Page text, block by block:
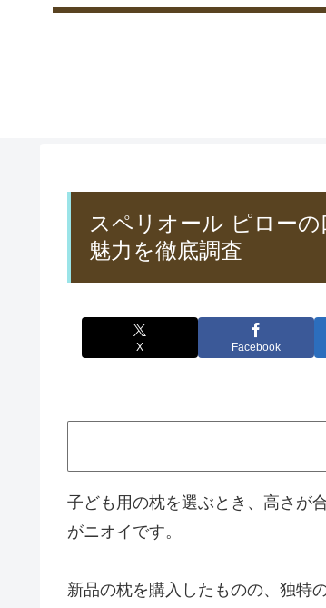
スペリオール ピロー
魅力を徹底調査
X Facebook
子ども用の枕を選ぶとき、高さが
がニオイです。
新品の枕を購入したものの、独特